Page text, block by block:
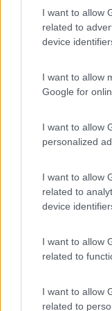
I want to allow
related to
device
I want to allow
Google for
I want to allow
personalized
I want to allow
related to
device
I want to allow
related to
I want to allow
related to
renzo07
Inserito il07/07/2019
Serve a scollegare la
batteria raggiunge un
messo un
tu, anche perche' se
ricarica puo'
stufa, ma non ne
qualcuno che ha lo